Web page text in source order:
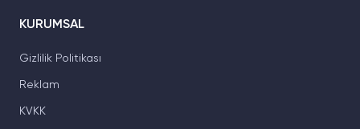
KURUMSAL
Gizlilik Politikası
Reklam
KVKK